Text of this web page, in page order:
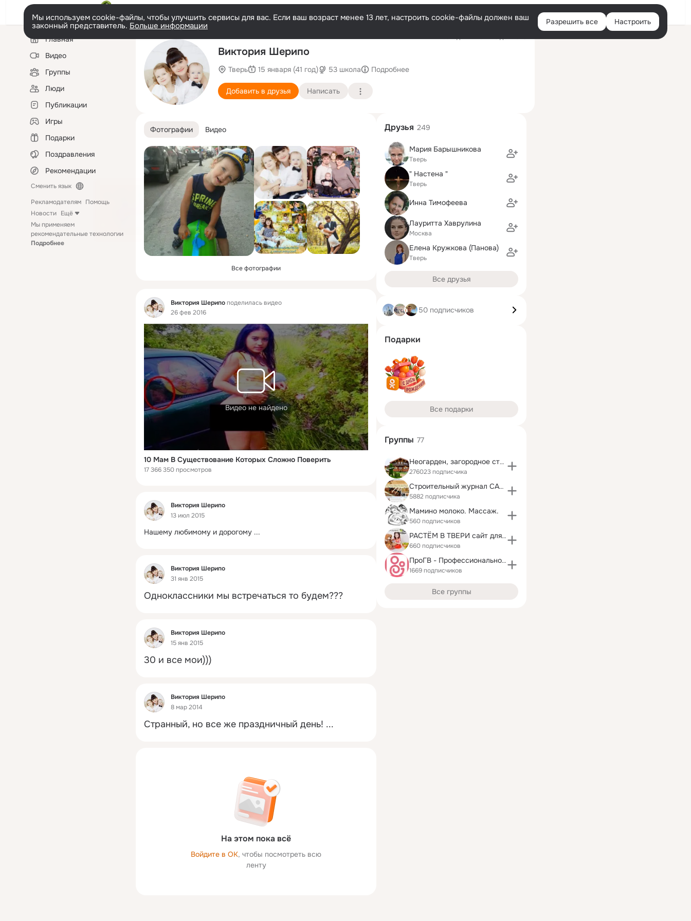
Войти
Мы используем cookie-файлы, чтобы улучшить сервисы для вас. Если ваш возраст менее 13 лет, настроить cookie-файлы должен ваш
законный представитель. Больше информации Разрешить все Настроить
Левая
колонкаГлавная
Видео
Группы
Люди
Публикации
Игры
Подарки
Поздравления
Рекомендации
Сменить язык
Рекламодателям Помощь
Новости Ещё
Мы применяем
рекомендательные технологии
Подробнее
Виктория Шерипо
Тверь 15 января (41 год) 53 школа Подробнее
Добавить в друзья Написать
Фотографии Видео
Все фотографии
Фид Виктория Шерипоподелилась видео
26 фев 2016
Видео не найдено
10 Мам В Существование Которых Сложно Поверить
17 366 350 просмотров
Фид
Виктория Шерипо
13 июл 2015
Нашему любимому и дорогому ...
Фид
Виктория Шерипо
31 янв 2015
Одноклассники мы встречаться то будем???
Фид
Виктория Шерипо
15 янв 2015
30 и все мои)))
Фид
Виктория Шерипо
8 мар 2014
Странный, но все же праздничный день! ...
На этом пока всё
Войдите в ОК, чтобы посмотреть всю
ленту
Друзья 249
Мария Барышникова
Тверь
" Настена "
Тверь
Инна Тимофеева
Лауритта Хаврулина
Москва
Елена Кружкова (Панова)
Тверь
Все друзья
50 подписчиков
Подарки
Все подарки
Группы 77
Неогарден, загородное строительство домов ,проекты
276023 подписчика
Строительный журнал САМаСТРОЙКА
5882 подписчика
Мамино молоко. Массаж.
560 подписчиков
РАСТЁМ В ТВЕРИ сайт для родителей
660 подписчиков
ПроГВ - Профессионально о грудном вскармливании
1669 подписчиков
Все группы